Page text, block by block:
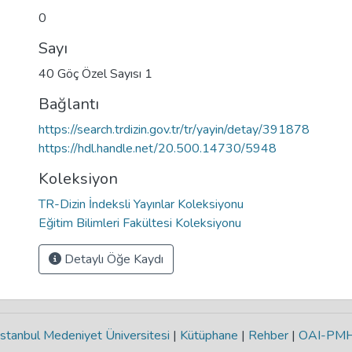
0
Sayı
40 Göç Özel Sayısı 1
Bağlantı
https://search.trdizin.gov.tr/tr/yayin/detay/391878
https://hdl.handle.net/20.500.14730/5948
Koleksiyon
TR-Dizin İndeksli Yayınlar Koleksiyonu
Eğitim Bilimleri Fakültesi Koleksiyonu
Detaylı Öğe Kaydı
Medeniyet Üniversitesi | Kütüphane | Rehber | OAI-